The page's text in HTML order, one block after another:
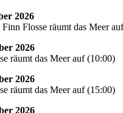
2026
Finn Flosse räumt das Meer auf
2026
räumt das Meer auf(10:00)
2026
räumt das Meer auf(15:00)
2026